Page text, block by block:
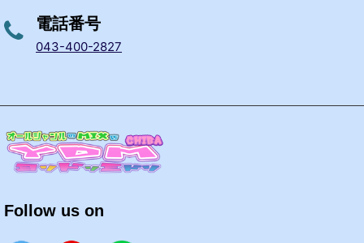
電話番号
043-400-2827
Follow us on